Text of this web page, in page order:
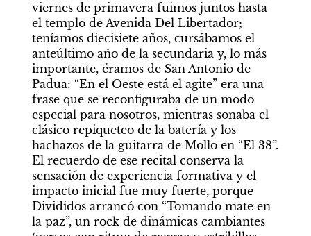
viernes de primavera fuimos juntos hasta
el templo de Avenida Del Libertador;
teníamos diecisiete años, cursábamos el
anteúltimo año de la secundaria y, lo más
importante, éramos de San Antonio de
Padua: “En el Oeste está el agite” era una
frase que se reconfiguraba de un modo
especial para nosotros, mientras sonaba el
clásico repiqueteo de la batería y los
hachazos de la guitarra de Mollo en “El 38”.
El recuerdo de ese recital conserva la
sensación de experiencia formativa y el
impacto inicial fue muy fuerte, porque
Divididos arrancó con “Tomando mate en
la paz”, un rock de dinámicas cambiantes